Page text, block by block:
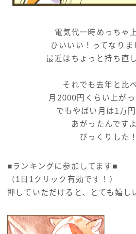
電気代一時めっちゃ
ひいいい！ってなりま
最近はちょっと持ち直
それでも去年と比
月2000円くらい上がっ
でもやばい月は1万
あがったんですよ
びっくりした！
■ランキングに参加してます■
（1日1クリック有効です！）
押していただけると、とても嬉し